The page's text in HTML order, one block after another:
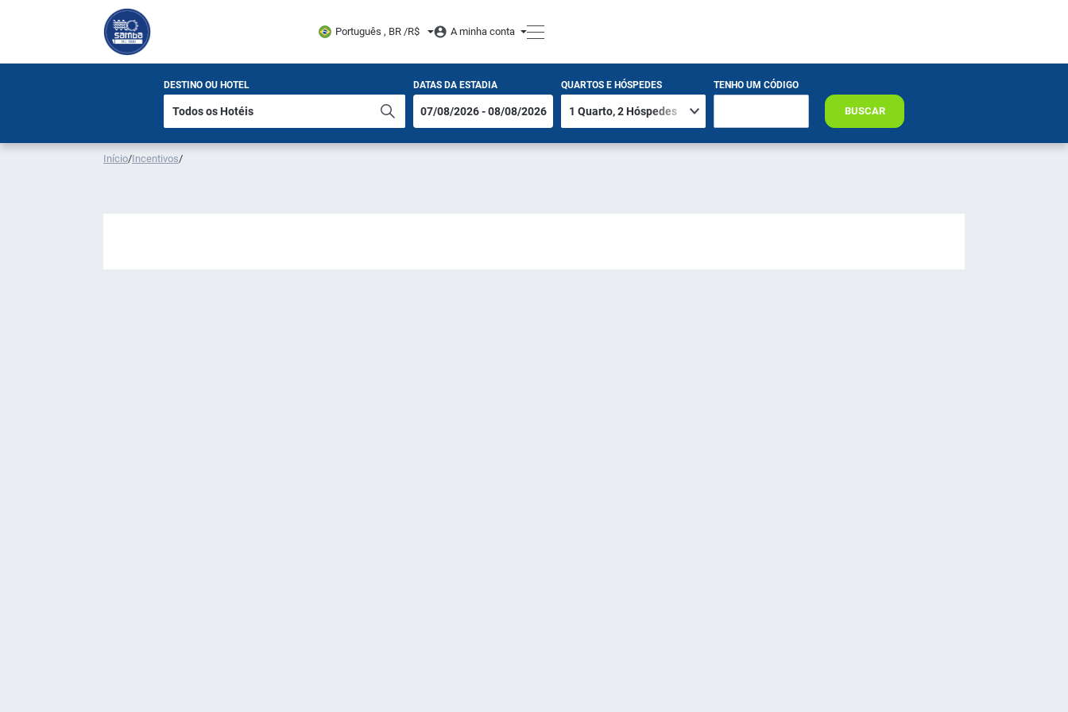
Português , BR /R$ A minha conta
DESTINO OU HOTEL DATAS DA ESTADIA QUARTOS E HÓSPEDES TENHO UM CÓDIGO
BUSCAR
Início/Incentivos/